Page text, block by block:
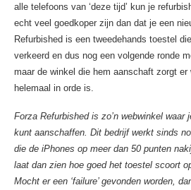
alle telefoons van ‘deze tijd’ kun je
echt veel goedkoper zijn dan dat je een
Refurbished is een tweedehands toestel
verkeerd en dus nog een volgende ronde
maar de winkel die hem aanschaft zorgt
helemaal in orde is.
Forza Refurbished is zo’n webwinkel waar
kunt aanschaffen. Dit bedrijf werkt sinds
die de iPhones op meer dan 50 punten
laat dan zien hoe goed het toestel scoort
Mocht er een ‘failure’ gevonden worden,